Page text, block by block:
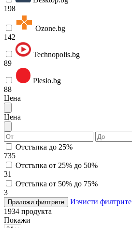
198
Ozone.bg
142
Technopolis.bg
89
Plesio.bg
88
Цена
Цена
Отстъпка до 25%
735
Отстъпка от 25% до 50%
31
Отстъпка от 50% до 75%
3
Приложи филтрите
Изчисти филтрите
1934 продукта
Покажи